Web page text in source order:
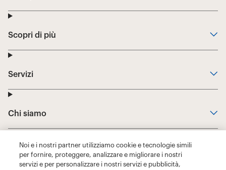
Noi e i nostri partner utilizziamo cookie e tecnologie simili
per fornire, proteggere, analizzare e migliorare i nostri
servizi e per personalizzare i nostri servizi e pubblicità,